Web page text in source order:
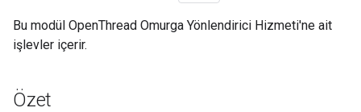
Bu modül OpenThread Omurga Yönlendirici Hizmeti'ne ait
işlevler içerir.
Özet